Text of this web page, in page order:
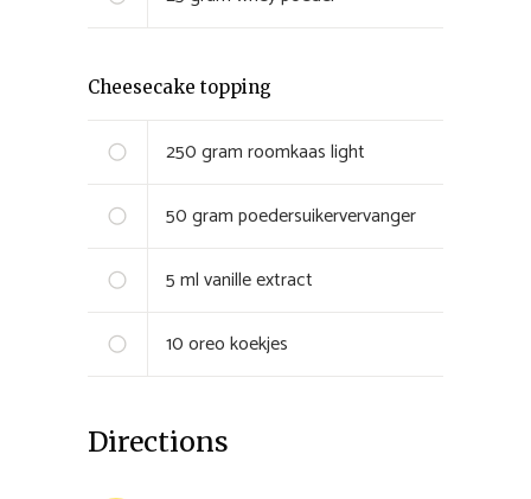
Cheesecake topping
250gramroomkaas light
50grampoedersuikervervanger
5mlvanille extract
10oreo koekjes
Directions